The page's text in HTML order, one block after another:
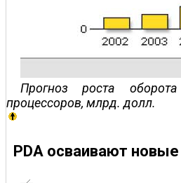
Прогноз роста
процессоров, млрд. долл.
PDA осваивают